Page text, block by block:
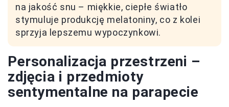
na jakość snu – miękkie, ciepłe światło
stymuluje produkcję melatoniny, co z kolei
sprzyja lepszemu wypoczynkowi.
Personalizacja przestrzeni –
zdjęcia i przedmioty
sentymentalne na parapecie